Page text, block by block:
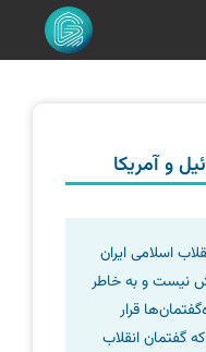
اسلامی ایران
نیست و به خاطر
قرار
گفتمان انقلاب